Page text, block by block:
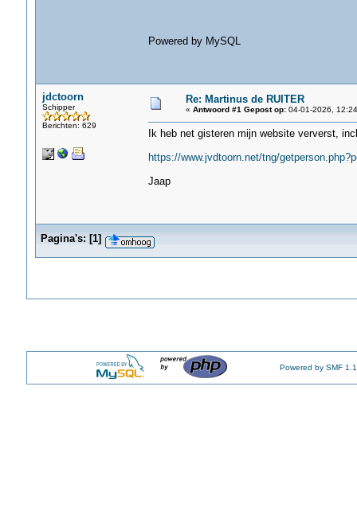
Powered by MySQL
jdctoorn
Schipper
Berichten: 629
Re: Martinus de RUITER
« Antwoord #1 Gepost op:04-01-2026,
Ik heb net gisteren mijn website ververst,
https://www.jvdtoorn.net/tng/
Jaap
Pagina's: [1]
Powered by SMF